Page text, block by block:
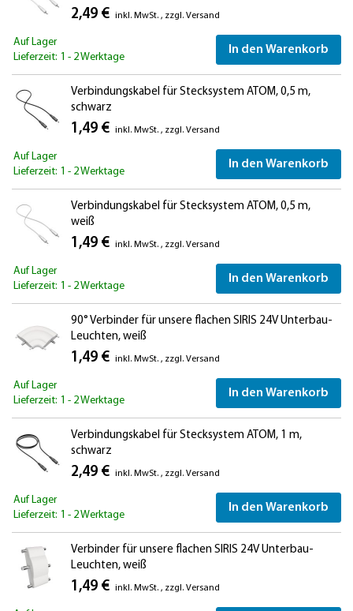
2,49 € inkl. MwSt. , zzgl. Versand
Auf Lager
Lieferzeit: 1 - 2 Werktage
In den Warenkorb
Verbindungskabel für Stecksystem ATOM, 0,5 m,
schwarz
1,49 € inkl. MwSt. , zzgl. Versand
Auf Lager
Lieferzeit: 1 - 2 Werktage
In den Warenkorb
Verbindungskabel für Stecksystem ATOM, 0,5 m,
weiß
1,49 € inkl. MwSt. , zzgl. Versand
Auf Lager
Lieferzeit: 1 - 2 Werktage
In den Warenkorb
90° Verbinder für unsere flachen SIRIS 24V Unterbau-
Leuchten, weiß
1,49 € inkl. MwSt. , zzgl. Versand
Auf Lager
Lieferzeit: 1 - 2 Werktage
In den Warenkorb
Verbindungskabel für Stecksystem ATOM, 1 m,
schwarz
2,49 € inkl. MwSt. , zzgl. Versand
Auf Lager
Lieferzeit: 1 - 2 Werktage
In den Warenkorb
Verbinder für unsere flachen SIRIS 24V Unterbau-
Leuchten, weiß
1,49 € inkl. MwSt. , zzgl. Versand